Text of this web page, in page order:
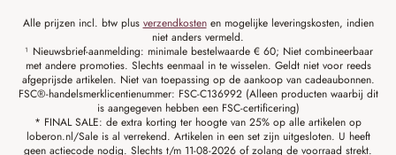
Alle prijzen incl. btw plus verzendkostenen mogelijke leveringskosten, indien
niet anders vermeld.
¹ Nieuwsbrief-aanmelding: minimale bestelwaarde € 60; Niet combineerbaar
met andere promoties. Slechts eenmaal in te wisselen. Geldt niet voor reeds
afgeprijsde artikelen. Niet van toepassing op de aankoop van cadeaubonnen.
FSC®-handelsmerklicentienummer: FSC-C136992 (Alleen producten waarbij dit
is aangegeven hebben een FSC-certificering)
* FINAL SALE: de extra korting ter hoogte van 25% op alle artikelen op
loberon.nl/Sale is al verrekend. Artikelen in een set zijn uitgesloten. U heeft
geen actiecode nodig. Slechts t/m 11-08-2026 of zolang de voorraad strekt.